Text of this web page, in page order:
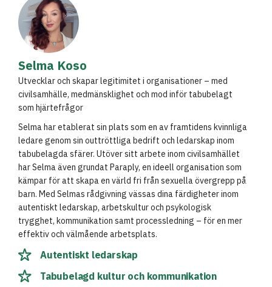
Selma Koso
Utvecklar och skapar legitimitet i organisationer – med
civilsamhälle, medmänsklighet och mod inför tabubelagt
som hjärtefrågor
Selma har etablerat sin plats som en av framtidens kvinnliga
ledare genom sin outtröttliga bedrift och ledarskap inom
tabubelagda sfärer. Utöver sitt arbete inom civilsamhället
har Selma även grundat Paraply, en ideell organisation som
kämpar för att skapa en värld fri från sexuella övergrepp på
barn. Med Selmas rådgivning vässas dina färdigheter inom
autentiskt ledarskap, arbetskultur och psykologisk
trygghet, kommunikation samt processledning – för en mer
effektiv och välmående arbetsplats.
Autentiskt ledarskap
Tabubelagd kultur och kommunikation